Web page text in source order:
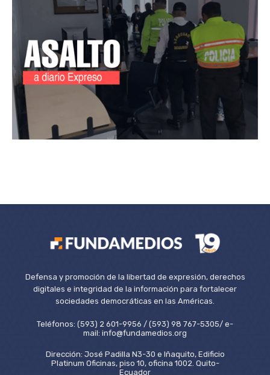
Defensa y promoción de la libertad de expresión, derechos
digitales e integridad de la información para fortalecer
sociedades democráticas en las Américas.
Teléfonos: (593) 2 601-9956 / (593) 98 767-5305/ e-
mail: info@fundamedios.org
Dirección: José Padilla N3-30 e Iñaquito, Edificio
Platinum Oficinas, piso 10, oficina 1002. Quito-
Ecuador